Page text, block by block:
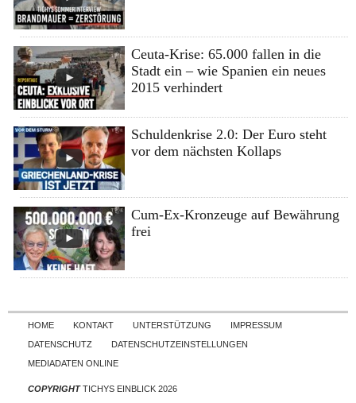
Ceuta-Krise: 65.000 fallen in die
Stadt ein – wie Spanien ein neues
2015 verhindert
Schuldenkrise 2.0: Der Euro steht
vor dem nächsten Kollaps
Cum-Ex-Kronzeuge auf Bewährung
frei
Skip to content
HOME KONTAKT UNTERSTÜTZUNG
IMPRESSUM
DATENSCHUTZ
DATENSCHUTZEINSTELLUNGEN
MEDIADATEN ONLINE
COPYRIGHTTICHYS EINBLICK 2026